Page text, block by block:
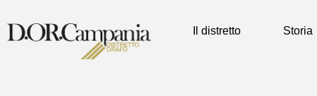
Il distretto Storia